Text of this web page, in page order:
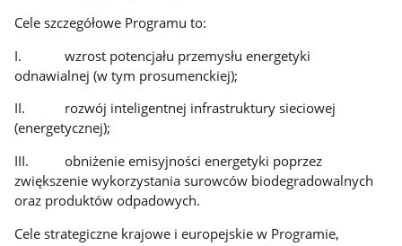
Cele szczegółowe Programu to:
I. wzrost potencjału przemysłu energetyki
odnawialnej (w tym prosumenckiej);
II. rozwój inteligentnej infrastruktury sieciowej
(energetycznej);
III. obniżenie emisyjności energetyki poprzez
zwiększenie wykorzystania surowców biodegradowalnych
oraz produktów odpadowych.
Cele strategiczne krajowe i europejskie w Programie,